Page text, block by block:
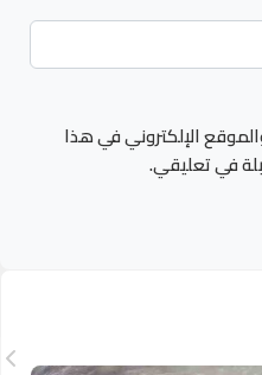
الإلكتروني في هذا
في تعليقي.